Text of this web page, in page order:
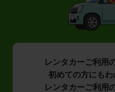
レンタカーご利用
初めての方にもわ
レンタカーご利用